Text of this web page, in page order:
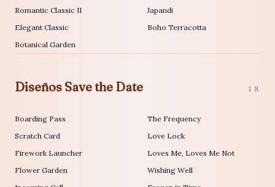
Romantic Classic II
Elegant Classic
Botanical Garden
Japandi
Boho Terracotta
Diseños Save the Date 18
Boarding Pass
Scratch Card
Firework Launcher
Flower Garden
The Frequency
Love Lock
Loves Me, Loves Me Not
Wishing Well